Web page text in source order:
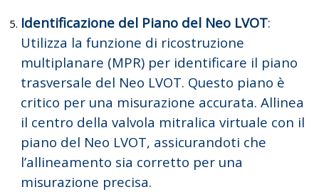
Identificazione del Piano del Neo LVOT:
Utilizza la funzione di ricostruzione
multiplanare (MPR) per identificare il piano
trasversale del Neo LVOT. Questo piano è
critico per una misurazione accurata. Allinea
il centro della valvola mitralica virtuale con il
piano del Neo LVOT, assicurandoti che
l’allineamento sia corretto per una
misurazione precisa.